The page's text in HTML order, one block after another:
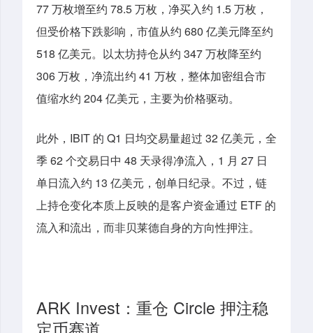
77 万枚增至约 78.5 万枚，净买入约 1.5 万枚，
但受价格下跌影响，市值从约 680 亿美元降至约
518 亿美元。以太坊持仓从约 347 万枚降至约
306 万枚，净流出约 41 万枚，整体加密组合市
值缩水约 204 亿美元，主要为价格驱动。
此外 ， IBIT 的 Q1 日均交易量超过 32 亿美元，全
季 62 个交易日中 48 天录得净流入，1 月 27 日
单日流入约 13 亿美元，创单日纪录。不过，链
上持仓变化本质上反映的是客户资金通过 ETF 的
流入和流出，而非贝莱德自身的方向性押注。
ARK Invest： 重仓 Circle 押注稳
定币赛道